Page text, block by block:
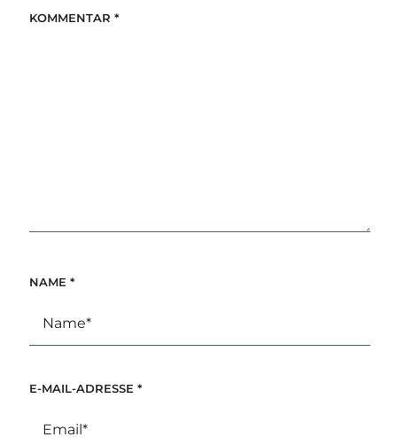
KOMMENTAR *
NAME *
E-MAIL-ADRESSE *